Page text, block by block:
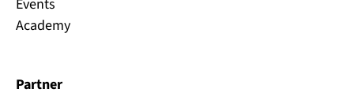
Events
Academy
Partner